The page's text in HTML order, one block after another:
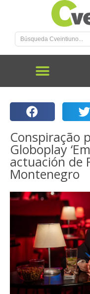
Conspiração
Globoplay
actuación de
Montenegro